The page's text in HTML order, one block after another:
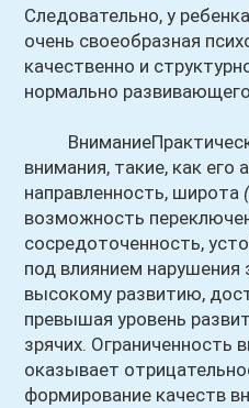
Следовательно, у
очень своеобразная
качественно и
нормально
внимания, такие, как его
направленность, широта
возможность
сосредоточенность,
под влиянием нарушения
высокому развитию,
превышая уровень
зрячих. Ограниченность
оказывает
формирование качеств